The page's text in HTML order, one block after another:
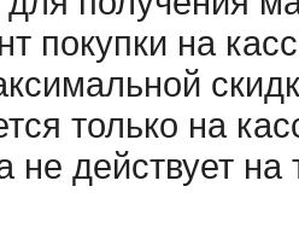
покупки на
только на
не действует